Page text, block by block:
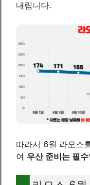
내립니다.
따라서 6월 라오스
여 우산 준비는 필